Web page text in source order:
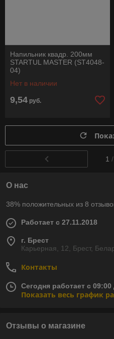
Напильник квадр. 200мм
STARTUL MASTER (ST4048-
04)
Нет в наличии
9,54 руб.
1
О нас
38% положительных из 8
Работает с 27.11.2018
г. Брест
Карьерная, 12, Брест,
Контакты
Сегодня работает с 09:00
Показать весь график
Отзывы о магазине